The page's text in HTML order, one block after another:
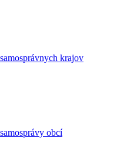
krajov
obcí